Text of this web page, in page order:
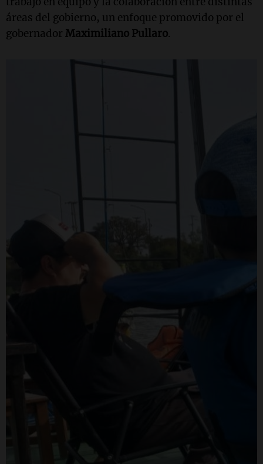
áreas del gobierno, un enfoque promovido por el
gobernador Maximiliano Pullaro.